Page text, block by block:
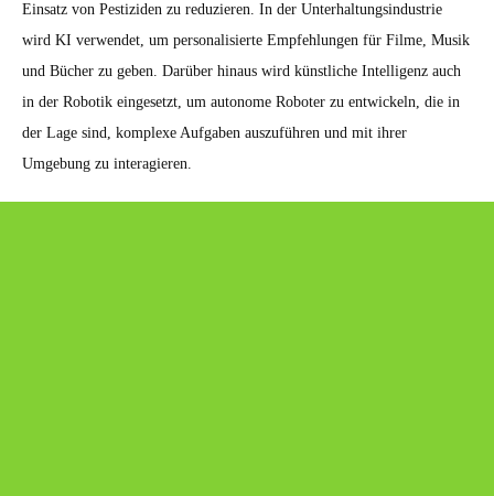
Einsatz von Pestiziden zu reduzieren. In der Unterhaltungsindustrie
wird KI verwendet, um personalisierte Empfehlungen für Filme, Musik
und Bücher zu geben. Darüber hinaus wird künstliche Intelligenz auch
in der Robotik eingesetzt, um autonome Roboter zu entwickeln, die in
der Lage sind, komplexe Aufgaben auszuführen und mit ihrer
Umgebung zu interagieren.